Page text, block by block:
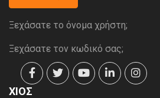
Ξεχάσατε το όνομα χρήστη;
Ξεχάσατε τον κωδικό σας;
ΧΙΟΣ